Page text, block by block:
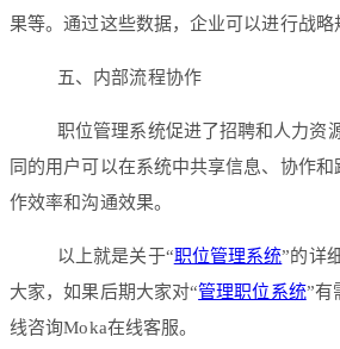
果等。通过这些数据，企业可以进行战略
五、内部流程协作
职位管理系统促进了招聘和人力资
同的用户可以在系统中共享信息、协作
作效率和沟通效果。
以上就是关于“职位管理系统”的详
大家，如果后期大家对“管理职位系统”有
线咨询Moka在线客服。